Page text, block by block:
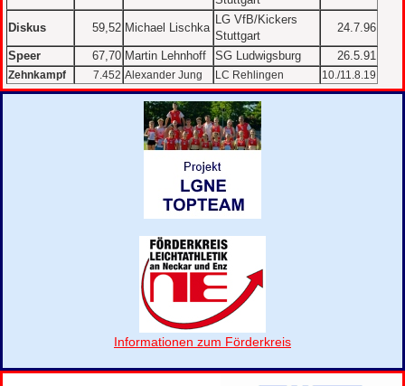
Diskus 59,52 Michael Lischka
LG VfB/Kickers
Stuttgart
24.7.96
Speer 67,70 Martin Lehnhoff SG Ludwigsburg 26.5.91
Zehnkampf 7.452 Alexander Jung LC Rehlingen 10./11.8.19
Informationen zum Förderkreis